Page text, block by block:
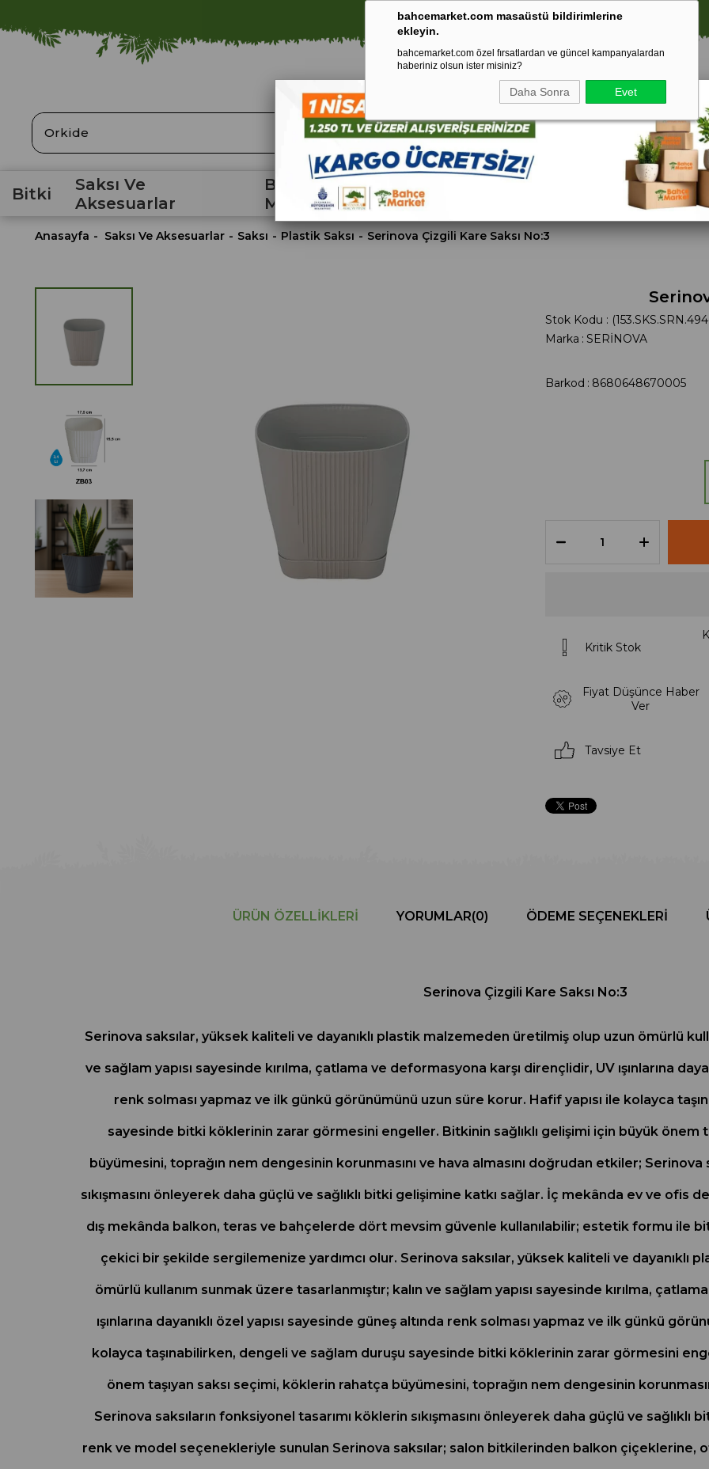
bahcemarket.com masaüstü bildirimlerine
ekleyin.
bahcemarket.com özel fırsatlardan ve güncel kampanyalardan
haberiniz olsun ister misiniz?
Daha Sonra Evet
⚠️ SATIŞLARIMIZ YALNIZCA İSTANBUL İLİ İLE SINIRLIDIR.
ARA
Bitki
Saksı Ve
Aksesuarlar
Bahçe
Malzemeleri
Anasayfa Saksı Ve Aksesuarlar Saksı Plastik Saksı Serinova Çizgili Kare Saksı No:3
Stok Kodu
Marka : SERİNOVA
Barkod : 8680648670005
Kritik Stok
Fiyat Düşünce Haber
Ver
Tavsiye Et
ÜRÜN ÖZELLIKLERI YORUMLAR(0) ÖDEME SEÇENEKLERI
Serinova Çizgili Kare Saksı No:3
Serinova saksılar, yüksek kaliteli ve dayanıklı plastik malzemeden üretilmiş olup uzun ömürlü
ve sağlam yapısı sayesinde kırılma, çatlama ve deformasyona karşı dirençlidir, UV ışınlarına
renk solması yapmaz ve ilk günkü görünümünü uzun süre korur. Hafif yapısı ile kolayca
sayesinde bitki köklerinin zarar görmesini engeller. Bitkinin sağlıklı gelişimi için büyük önem
büyümesini, toprağın nem dengesinin korunmasını ve hava almasını doğrudan etkiler; Serinova
sıkışmasını önleyerek daha güçlü ve sağlıklı bitki gelişimine katkı sağlar. İç mekânda ev ve ofis
dış mekânda balkon, teras ve bahçelerde dört mevsim güvenle kullanılabilir; estetik formu ile
çekici bir şekilde sergilemenize yardımcı olur. Serinova saksılar, yüksek kaliteli ve dayanıklı
ömürlü kullanım sunmak üzere tasarlanmıştır; kalın ve sağlam yapısı sayesinde kırılma,
ışınlarına dayanıklı özel yapısı sayesinde güneş altında renk solması yapmaz ve ilk günkü
kolayca taşınabilirken, dengeli ve sağlam duruşu sayesinde bitki köklerinin zarar görmesini
önem taşıyan saksı seçimi, köklerin rahatça büyümesini, toprağın nem dengesinin
Serinova saksıların fonksiyonel tasarımı köklerin sıkışmasını önleyerek daha güçlü ve sağlıklı
renk ve model seçenekleriyle sunulan Serinova saksılar; salon bitkilerinden balkon